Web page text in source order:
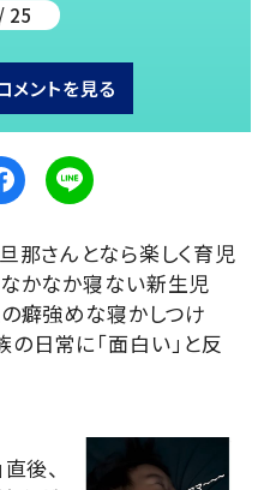
25
メントを見る
旦那さんとなら楽しく育児
なかなか寝ない新生児
の癖強めな寝かしつけ
日常に「面白い」と反
後、